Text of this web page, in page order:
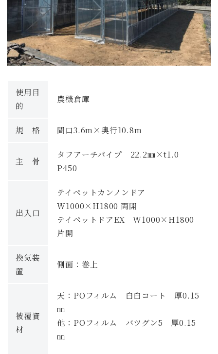
使用目
的
農機倉庫
規 格 間口3.6m×奥行10.8m
主 骨
タフアーチパイプ 22.2㎜×t1.0
P450
出入口
テイペットカンノンドア
W1000×H1800 両開
テイペットドアEX W1000×H1800
片開
換気装
置
側面：巻上
被覆資
材
天：POフィルム 白白コート 厚0.15
㎜
他：POフィルム バツグン5 厚0.15
㎜